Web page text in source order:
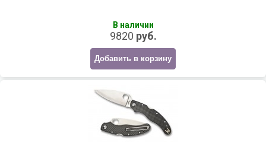
В наличии
9820 руб.
Добавить в корзину